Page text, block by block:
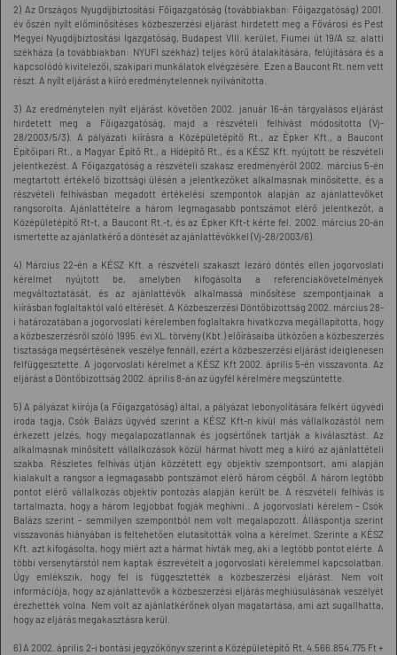
2) Az Országos Nyugdíjbiztosítási Főigazgatóság (továbbiakban: Főigazgatóság) 2001.
év őszén nyílt előminősítéses közbeszerzési eljárást hirdetett meg a Fővárosi és Pest
Megyei Nyugdíjbiztosítási Igazgatóság, Budapest VIII. kerület, Fiumei út 19/A sz. alatti
székháza (a továbbiakban: NYUFI székház) teljes körű átalakítására, felújítására és a
kapcsolódó kivitelezői, szakipari munkálatok elvégzésére. Ezen a Baucont Rt. nem vett
részt. A nyílt eljárást a kiíró eredménytelennek nyilvánította.
3) Az eredménytelen nyílt eljárást követően 2002. január 16-án tárgyalásos eljárást
hirdetett meg a Főigazgatóság, majd a részvételi felhívást módosította (Vj-
28/2003/5/3). A pályázati kiírásra a Középületépítő Rt., az Épker Kft., a Baucont
Építőipari Rt., a Magyar Építő Rt., a Hídépítő Rt., és a KÉSZ Kft. nyújtott be részvételi
jelentkezést. A Főigazgatóság a részvételi szakasz eredményéről 2002. március 5-én
megtartott értékelő bizottsági ülésén a jelentkezőket alkalmasnak minősítette, és a
részvételi felhívásban megadott értékelési szempontok alapján az ajánlattevőket
rangsorolta. Ajánlattételre a három legmagasabb pontszámot elérő jelentkezőt, a
Középületépítő Rt-t, a Baucont Rt.-t, és az Épker Kft-t kérte fel. 2002. március 20-án
ismertette az ajánlatkérő a döntését az ajánlattévőkkel (Vj-28/2003/6).
4) Március 22-én a KÉSZ Kft. a részvételi szakaszt lezáró döntés ellen jogorvoslati
kérelmet nyújtott be, amelyben kifogásolta a referenciakövetelmények
megváltoztatását, és az ajánlattévők alkalmassá minősítése szempontjainak a
kiírásban foglaltaktól való eltérését. A Közbeszerzési Döntőbizottság 2002. március 28-
i határozatában a jogorvoslati kérelemben foglaltakra hivatkozva megállapította, hogy
a közbeszerzésről szóló 1995. évi XL. törvény (Kbt.) előírásaiba ütközően a közbeszerzés
tisztasága megsértésének veszélye fennáll, ezért a közbeszerzési eljárást ideiglenesen
felfüggesztette. A jogorvoslati kérelmet a KÉSZ Kft 2002. április 5-én visszavonta. Az
eljárást a Döntőbizottság 2002. április 8-án az ügyfél kérelmére megszüntette.
5) A pályázat kiírója (a Főigazgatóság) által, a pályázat lebonyolítására felkért ügyvédi
iroda tagja, Csók Balázs ügyvéd szerint a KÉSZ Kft-n kívül más vállalkozástól nem
érkezett jelzés, hogy megalapozatlannak és jogsértőnek tartják a kiválasztást. Az
alkalmasnak minősített vállalkozások közül hármat hívott meg a kiíró az ajánlattételi
szakba. Részletes felhívás útján közzétett egy objektív szempontsort, ami alapján
kialakult a rangsor a legmagasabb pontszámot elérő három cégből. A három legtöbb
pontot elérő vállalkozás objektív pontozás alapján került be. A részvételi felhívás is
tartalmazta, hogy a három legjobbat fogják meghívni.. A jogorvoslati kérelem - Csók
Balázs szerint - semmilyen szempontból nem volt megalapozott. Álláspontja szerint
visszavonás hiányában is feltehetően elutasították volna a kérelmet. Szerinte a KÉSZ
Kft. azt kifogásolta, hogy miért azt a hármat hívták meg, aki a legtöbb pontot elérte. A
többi versenytárstól nem kaptak észrevételt a jogorvoslati kérelemmel kapcsolatban.
Úgy emlékszik, hogy fel is függesztették a közbeszerzési eljárást. Nem volt
információja, hogy az ajánlattevők a közbeszerzési eljárás meghiúsulásának veszélyét
érezhették volna. Nem volt az ajánlatkérőnek olyan magatartása, ami azt sugallhatta,
hogy az eljárás megakasztásra kerül.
6) A 2002. április 2-i bontási jegyzőkönyv szerint a Középületépítő Rt. 4.566.854.775 Ft +